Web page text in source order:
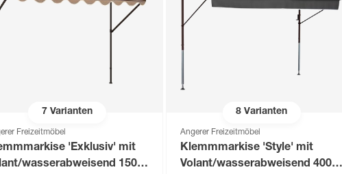
7 Varianten
Freizeitmöbel
'Exklusiv' mit
wasserabweisend 150 x
8 Varianten
Angerer Freizeitmöbel
Klemmmarkise 'Style' mit
Volant/wasserabweisend 400 x